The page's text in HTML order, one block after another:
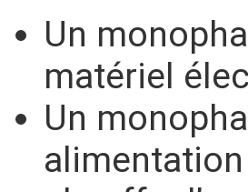
Un
matériel
Un